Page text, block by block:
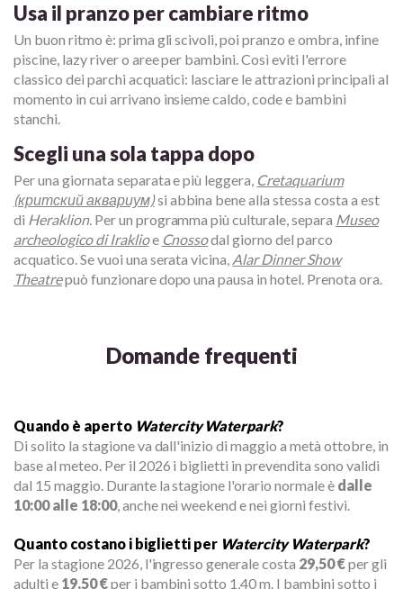
Usa il pranzo per cambiare ritmo
Un buon ritmo è: prima gli scivoli, poi pranzo e ombra, infine
piscine, lazy river o aree per bambini. Così eviti l'errore
classico dei parchi acquatici: lasciare le attrazioni principali al
momento in cui arrivano insieme caldo, code e bambini
stanchi.
Scegli una sola tappa dopo
Per una giornata separata e più leggera, Cretaquarium
(критский аквариум)si abbina bene alla stessa costa a est
di Heraklion. Per un programma più culturale, separa Museo
archeologico di Iraklioe Cnossodal giorno del parco
acquatico. Se vuoi una serata vicina, Alar Dinner Show
Theatrepuò funzionare dopo una pausa in hotel. Prenota ora.
Domande frequenti
Quando è aperto Watercity Waterpark?
Di solito la stagione va dall'inizio di maggio a metà ottobre, in
base al meteo. Per il 2026 i biglietti in prevendita sono validi
dal 15 maggio. Durante la stagione l'orario normale è dalle
10:00 alle 18:00, anche nei weekend e nei giorni festivi.
Quanto costano i biglietti per Watercity Waterpark?
Per la stagione 2026, l'ingresso generale costa 29,50 €per gli
adulti e 19,50 €per i bambini sotto 1,40 m. I bambini sotto i